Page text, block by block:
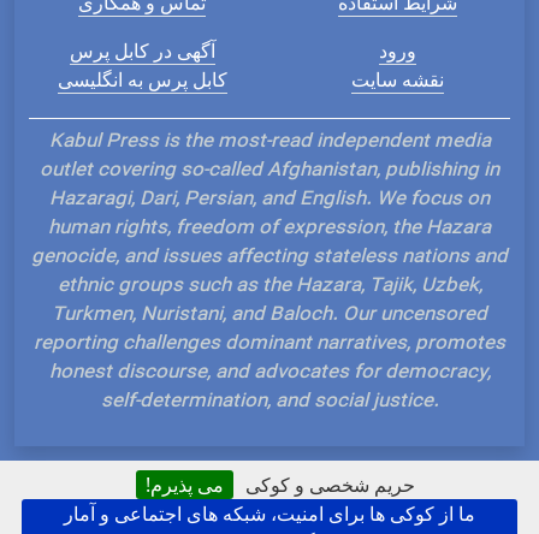
حریم شخصی و کوکی
می پذیرم!
ما از کوکی ها برای امنیت، شبکه های اجتماعی و آمار
آگهی در کابل پرس
کابل پرس به انگلیسی
ورود
نقشه سایت
Kabul Press is the most-read independent media
outlet covering so-called Afghanistan, publishing in
Hazaragi, Dari, Persian, and English. We focus on
human rights, freedom of expression, the Hazara
genocide, and issues affecting stateless nations and
ethnic groups such as the Hazara, Tajik, Uzbek,
Turkmen, Nuristani, and Baloch. Our uncensored
reporting challenges dominant narratives, promotes
honest discourse, and advocates for democracy,
self-determination, and social justice.
Hosted and Developed by IP Plans